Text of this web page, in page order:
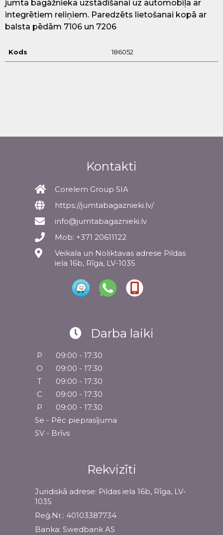
jumta bagāžnieka uzstādīšanai uz automobīļa ar
integrētiem reliņiem. Paredzēts lietošanai kopā ar
balsta pēdām 7106 un 7206
Kods 186052
Kontakti
Corelem Group SIA
https://jumtabagaznieki.lv/
info@jumtabagaznieki.lv
Mob: +371 20611122
Veikala un Noliktavas adrese Pildas
iela 16b, Rīga, LV-1035
Darba laiki
P
09:00 - 17:30
O
09:00 - 17:30
T
09:00 - 17:30
C
09:00 - 17:30
P
09:00 - 17:30
Se - Pēc pieprasījuma
SV - Brīvs
Rekvizīti
Juridiskā adrese: Pildas iela 16b, Rīga, LV-
1035
Reģ.Nr.: 40103387734
Banka: Swedbank AS